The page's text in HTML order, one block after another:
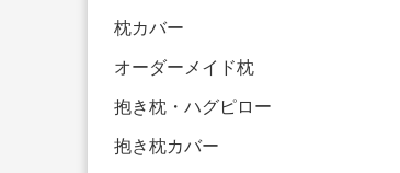
枕カバー
オーダーメイド枕
抱き枕・ハグピロー
抱き枕カバー